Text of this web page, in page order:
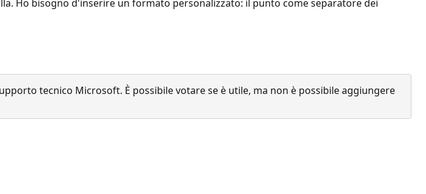
Ho bisogno d'inserire un formato personalizzato: il punto come separatore dei
tecnico Microsoft. È possibile votare se è utile, ma non è possibile aggiungere